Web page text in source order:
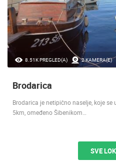
8.51K PREGLED(A) 2 KAMERA(E)
Brodarica
Brodarica je netipično naselje, koje
5km, omeđeno Šibenikom…
SVE